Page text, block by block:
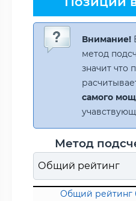
Внимание!
метод
значит что
самого
Метод
Общий рейтинг